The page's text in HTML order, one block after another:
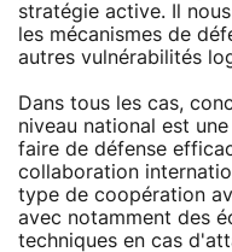
stratégie active. Il
les mécanismes de
autres vulnérabilités
Dans tous les cas,
niveau national est
faire de défense
collaboration
type de coopération
avec notamment des
techniques en cas